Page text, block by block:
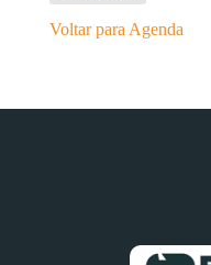
Voltar para Agenda